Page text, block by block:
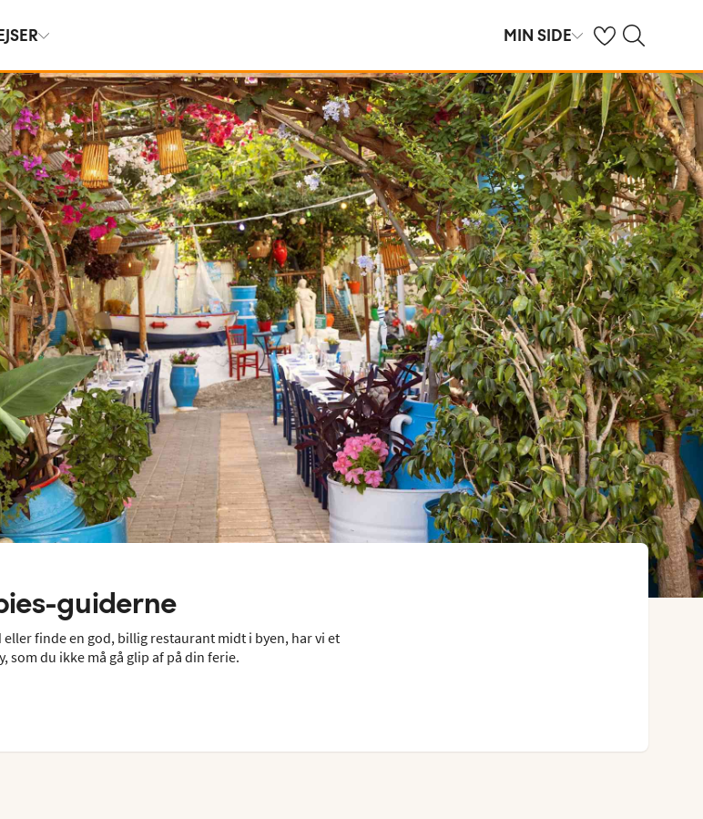
MIN SIDE Se dine gemte
Søg på spies.dk
guiderne
finde en god, billig restaurant midt i byen, har vi et
som du ikke må gå glip af på din ferie.